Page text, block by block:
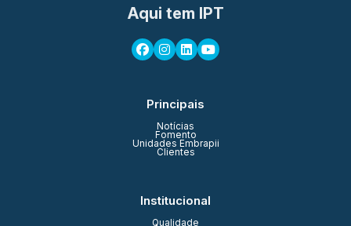
Aqui tem IPT
Principais
Notícias
Fomento
Unidades Embrapii
Clientes
Institucional
Qualidade